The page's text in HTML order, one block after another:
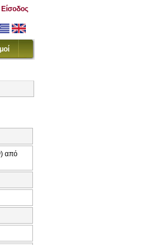
Είσοδος
από